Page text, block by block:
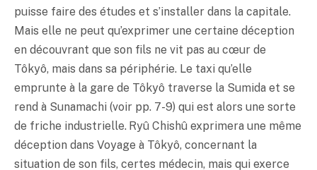
puisse faire des études et s’installer dans la capitale.
Mais elle ne peut qu’exprimer une certaine déception
en découvrant que son fils ne vit pas au cœur de
Tôkyô, mais dans sa périphérie. Le taxi qu’elle
emprunte à la gare de Tôkyô traverse la Sumida et se
rend à Sunamachi (voir pp. 7-9) qui est alors une sorte
de friche industrielle. Ryû Chishû exprimera une même
déception dans Voyage à Tôkyô, concernant la
situation de son fils, certes médecin, mais qui exerce